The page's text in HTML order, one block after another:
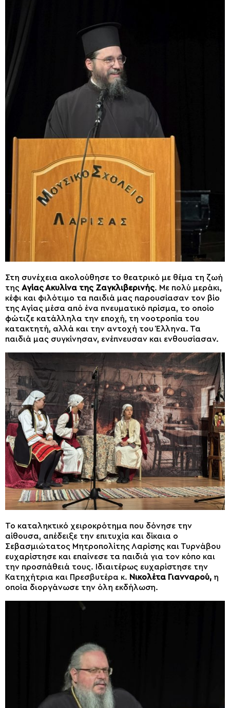
Στη συνέχεια ακολούθησε το θεατρικό με θέμα τη ζωή
της Αγίας Ακυλίνα της Ζαγκλιβερινής. Με πολύ μεράκι,
κέφι και φιλότιμο τα παιδιά μας παρουσίασαν τον βίο
της Αγίας μέσα από ένα πνευματικό πρίσμα, το οποίο
φώτιζε κατάλληλα την εποχή, τη νοοτροπία του
κατακτητή, αλλά και την αντοχή του Έλληνα. Τα
παιδιά μας συγκίνησαν, ενέπνευσαν και ενθουσίασαν.
Το καταληκτικό χειροκρότημα που δόνησε την
αίθουσα, απέδειξε την επιτυχία και δίκαια ο
Σεβασμιώτατος Μητροπολίτης Λαρίσης και Τυρνάβου
ευχαρίστησε και επαίνεσε τα παιδιά για τον κόπο και
την προσπάθειά τους. Ιδιαιτέρως ευχαρίστησε την
Κατηχήτρια και Πρεσβυτέρα κ. Νικολέτα Γιανναρού, η
οποία διοργάνωσε την όλη εκδήλωση.